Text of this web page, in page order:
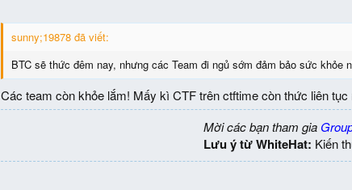
sunny;19878 đã viết:
BTC sẽ thức đêm nay, nhưng các Team đi ngủ sớm đảm bảo sức khỏe
Các team còn khỏe lắm! Mấy kì CTF trên ctftime còn thức liên
Mời các bạn tham gia
Lưu ý từ WhiteHat: Kiến